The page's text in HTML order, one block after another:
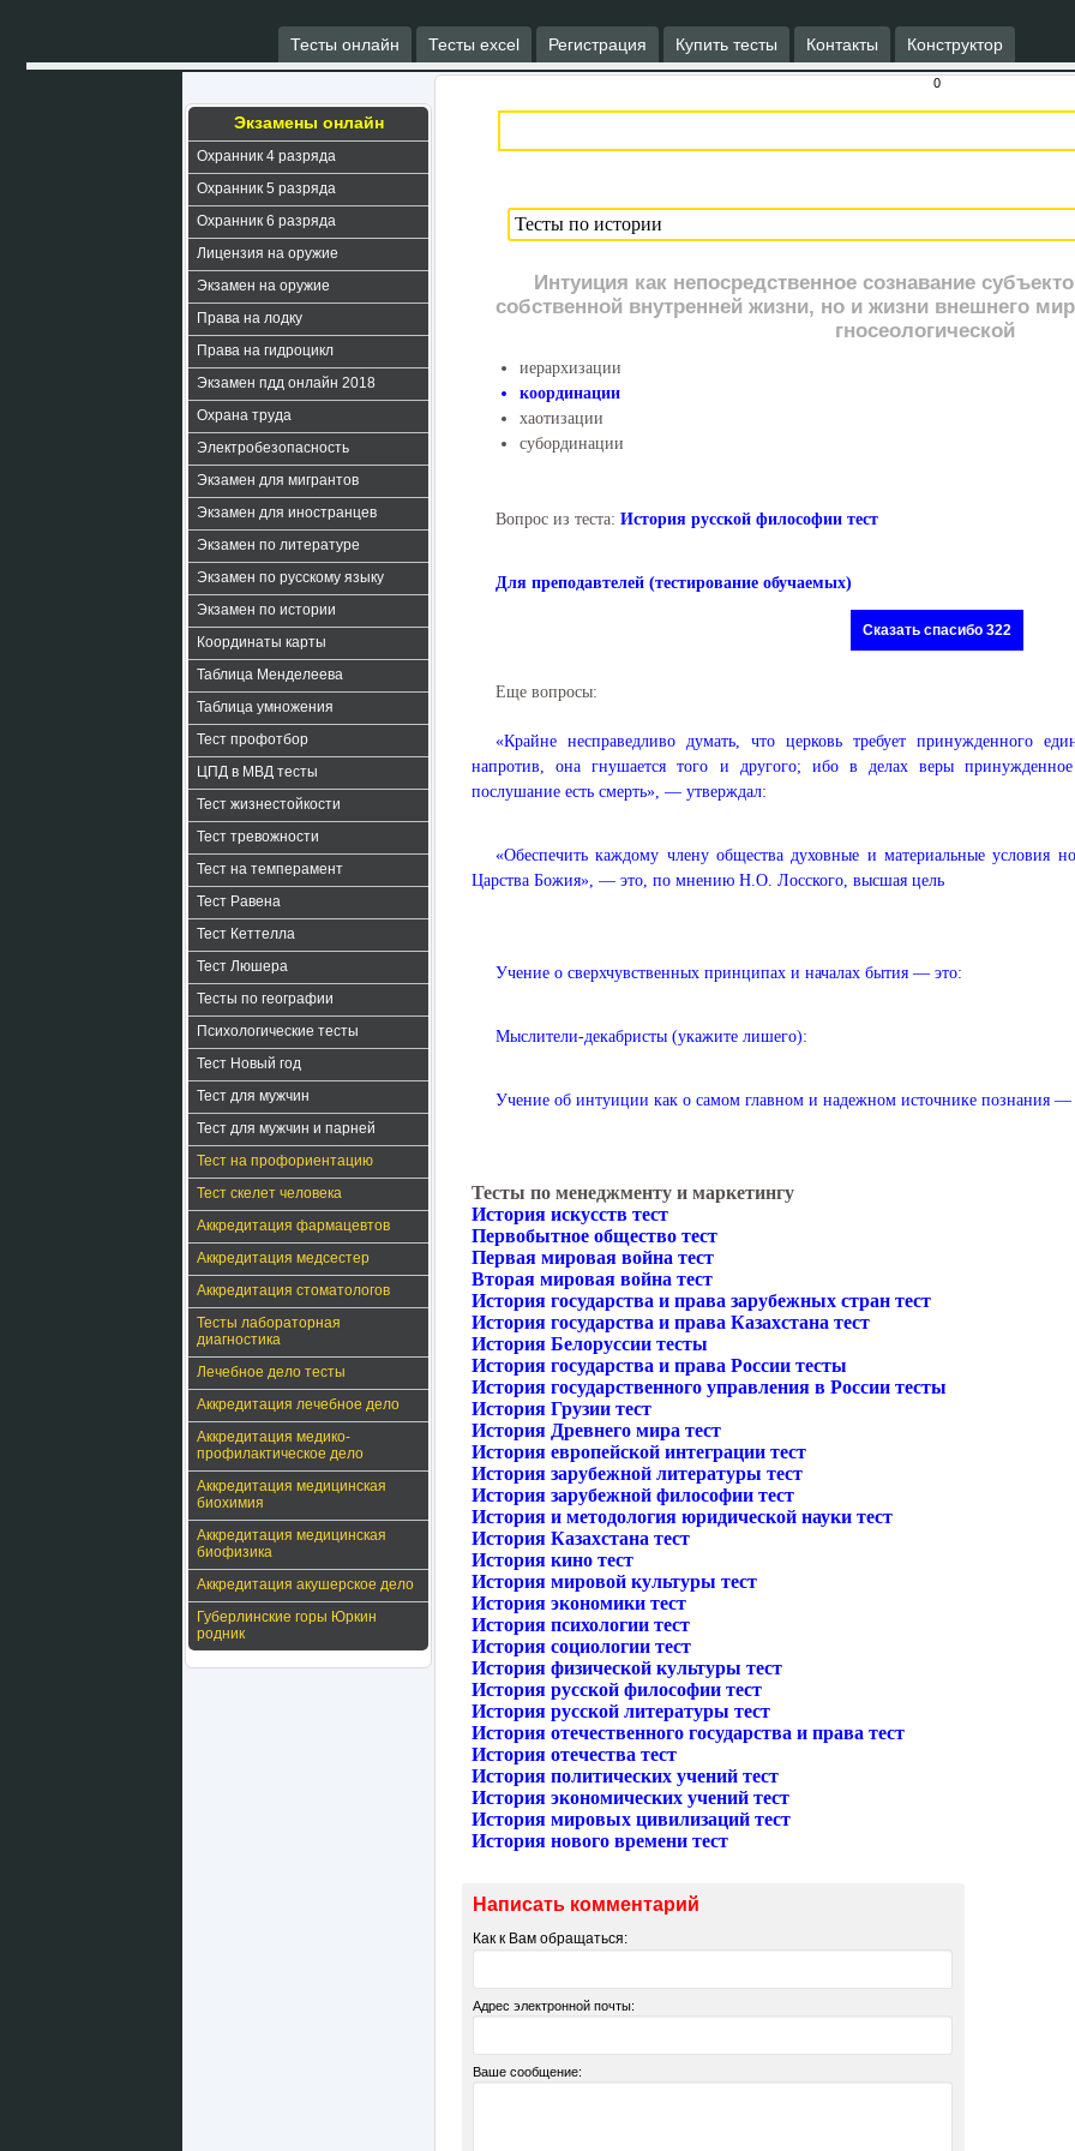
Тесты онлайн Тесты excel Регистрация Купить тесты Контакты Конструктор
Экзамены онлайн
Охранник 4 разряда
Охранник 5 разряда
Охранник 6 разряда
Лицензия на оружие
Экзамен на оружие
Права на лодку
Права на гидроцикл
Экзамен пдд онлайн 2018
Охрана труда
Электробезопасность
Экзамен для мигрантов
Экзамен для иностранцев
Экзамен по литературе
Экзамен по русскому языку
Экзамен по истории
Координаты карты
Таблица Менделеева
Таблица умножения
Тест профотбор
ЦПД в МВД тесты
Тест жизнестойкости
Тест тревожности
Тест на темперамент
Тест Равена
Тест Кеттелла
Тест Люшера
Тесты по географии
Психологические тесты
Тест Новый год
Тест для мужчин
Тест для мужчин и парней
Тест на профориентацию
Тест скелет человека
Аккредитация фармацевтов
Аккредитация медсестер
Аккредитация стоматологов
Тесты лабораторная
диагностика
Лечебное дело тесты
Аккредитация лечебное дело
Аккредитация медико-
профилактическое дело
Аккредитация медицинская
биохимия
Аккредитация медицинская
биофизика
Аккредитация акушерское дело
Губерлинские горы Юркин
родник
0
Интуиция как непосредственное сознавание
собственной внутренней жизни, но и жизни внешнего
гносеологической
иерархизации
координации
хаотизации
субординации
Вопрос из теста: История русской философии тест
Для преподавтелей (тестирование обучаемых)
Сказать спасибо 322
Еще вопросы:
«Крайне несправедливо думать, что церковь требует принужденного
напротив, она гнушается того и другого; ибо в делах веры
послушание есть смерть», — утверждал:
«Обеспечить каждому члену общества духовные и материальные условия
Царства Божия», — это, по мнению Н.О. Лосского, высшая цель
Учение о сверхчувственных принципах и началах бытия — это:
Мыслители-декабристы (укажите лишего):
Учение об интуиции как о самом главном и надежном источнике познания —
Тесты по менеджменту и маркетингу
История искусств тест
Первобытное общество тест
Первая мировая война тест
Вторая мировая война тест
История государства и права зарубежных стран тест
История государства и права Казахстана тест
История Белоруссии тесты
История государства и права России тесты
История государственного управления в России тесты
История Грузии тест
История Древнего мира тест
История европейской интеграции тест
История зарубежной литературы тест
История зарубежной философии тест
История и методология юридической науки тест
История Казахстана тест
История кино тест
История мировой культуры тест
История экономики тест
История психологии тест
История социологии тест
История физической культуры тест
История русской философии тест
История русской литературы тест
История отечественного государства и права тест
История отечества тест
История политических учений тест
История экономических учений тест
История мировых цивилизаций тест
История нового времени тест
Написать комментарий
Как к Вам обращаться:
Адрес электронной почты:
Ваше сообщение: